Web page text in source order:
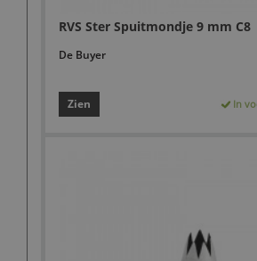
RVS Ster Spuitmondje 9 mm C8
De Buyer
Zien In